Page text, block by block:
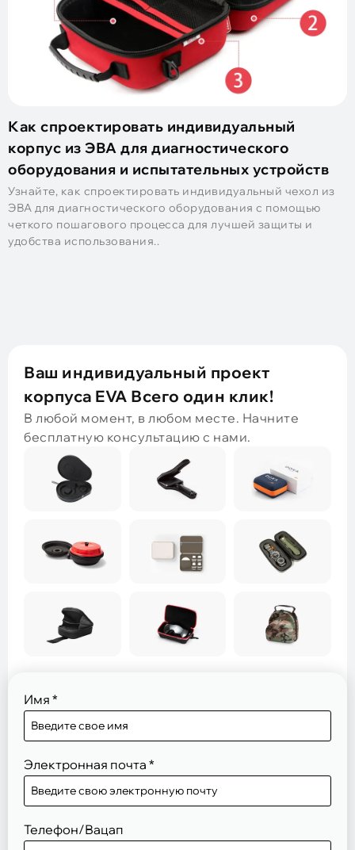
Как спроектировать индивидуальный
корпус из ЭВА для диагностического
оборудования и испытательных устройств
Узнайте, как спроектировать индивидуальный чехол из
ЭВА для диагностического оборудования с помощью
четкого пошагового процесса для лучшей защиты и
удобства использования..
Имя *
Электронная почта *
Телефон/Вацап
Ваш индивидуальный проект
корпуса EVA Всего один клик!
В любой момент, в любом месте. Начните
бесплатную консультацию с нами.